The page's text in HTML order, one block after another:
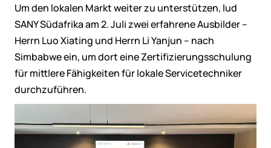
Um den lokalen Markt weiter zu unterstützen, lud
SANY Südafrika am 2. Juli zwei erfahrene Ausbilder –
Herrn Luo Xiating und Herrn Li Yanjun – nach
Simbabwe ein, um dort eine Zertifizierungsschulung
für mittlere Fähigkeiten für lokale Servicetechniker
durchzuführen.